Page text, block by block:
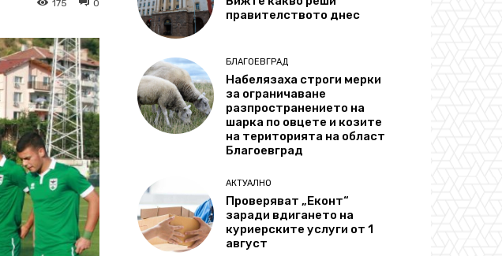
0
175
правителството днес
БЛАГОЕВГРАД
Набелязаха строги мерки
за ограничаване
разпространението на
шарка по овцете и козите
на територията на област
Благоевград
АКТУАЛНО
Проверяват „Еконт“
заради вдигането на
куриерските услуги от 1
август